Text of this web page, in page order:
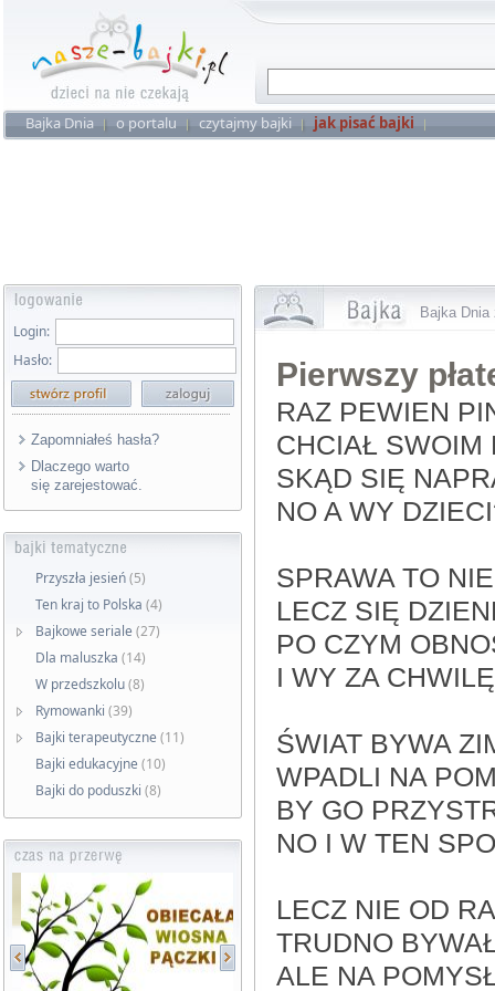
Bajka Dnia o portalu czytajmy bajki jak pisać bajki
Login:
Hasło:
Zapomniałeś hasła?
Dlaczego warto
się zarejestować.
Przyszła jesień(5)
Ten kraj to Polska (4)
Bajkowe seriale (27)
Dla maluszka (14)
W przedszkolu(8)
Rymowanki (39)
Bajki terapeutyczne (11)
Bajki edukacyjne (10)
Bajki do poduszki (8)
Bajka Dnia
Pierwszy
RAZ PEWIEN
CHCIAŁ SWOIM
SKĄD SIĘ
NO A WY
SPRAWA TO
LECZ SIĘ
PO CZYM
I WY ZA
ŚWIAT BYWA
WPADLI NA
BY GO
NO I W TEN
LECZ NIE OD
TRUDNO
ALE NA